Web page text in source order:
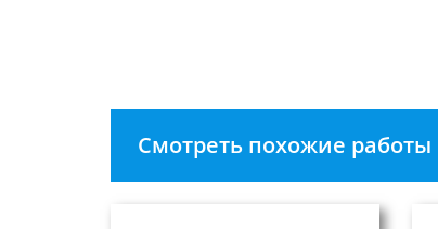
Смотреть похожие работы